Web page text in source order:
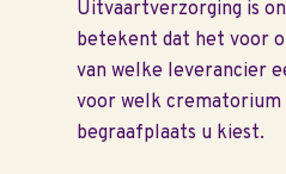
Uitvaartverzorging is
betekent dat het voor
van welke leverancier
voor welk
begraafplaats u kiest.